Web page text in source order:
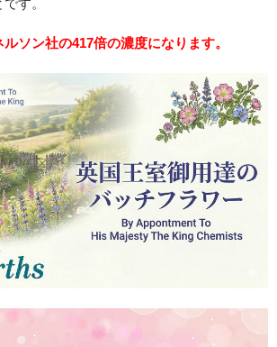
ソン社の417倍の濃度になります。